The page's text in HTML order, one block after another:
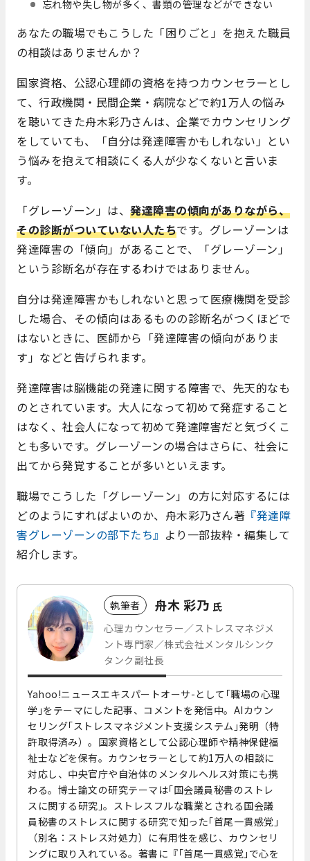
忘れ物や失し物が多く、書類の管理などができない
あなたの職場でもこうした「困りごと」を抱えた職員
の相談はありませんか？
国家資格、公認心理師の資格を持つカウンセラーとし
て、行政機関・民間企業・病院などで約1万人の悩み
を聴いてきた舟木彩乃さんは、企業でカウンセリング
をしていても、「自分は発達障害かもしれない」とい
う悩みを抱えて相談にくる人が少なくないと言いま
す。
「グレーゾーン」は、 発達障害の傾向がありながら、
その診断がついていない人たちです。グレーゾーンは
発達障害の「傾向」があることで、「グレーゾーン」
という診断名が存在するわけではありません。
自分は発達障害かもしれないと思って医療機関を受診
した場合、その傾向はあるものの診断名がつくほどで
はないときに、医師から「発達障害の傾向がありま
す」などと告げられます。
発達障害は脳機能の発達に関する障害で、先天的なも
のとされています。大人になって初めて発症すること
はなく、社会人になって初めて発達障害だと気づくこ
とも多いです。グレーゾーンの場合はさらに、社会に
出てから発覚することが多いといえます。
職場でこうした「グレーゾーン」の方に対応するには
どのようにすればよいのか、舟木彩乃さん著 『発達障
害グレーゾーンの部下たち』 より一部抜粋・編集して
紹介します。
執筆者 舟木 彩乃 氏
心理カウンセラー／ストレスマネジメ
ント専門家／株式会社メンタルシンク
タンク副社長
Yahoo!ニュースエキスパートオーサ-として｢職場の心理
学｣をテーマにした記事、コメントを発信中。AIカウン
セリング｢ストレスマネジメント支援システム｣発明（特
許取得済み）。国家資格として公認心理師や精神保健福
祉士などを保有。カウンセラーとして約1万人の相談に
対応し、中央官庁や自治体のメンタルヘルス対策にも携
わる。博士論文の研究テーマは｢国会議員秘書のストレ
スに関する研究｣。ストレスフルな職業とされる国会議
員秘書のストレスに関する研究で知った｢首尾一貫感覚｣
（別名：ストレス対処力）に有用性を感じ、カウンセリ
ングに取り入れている。著書に『｢首尾一貫感覚｣で心を